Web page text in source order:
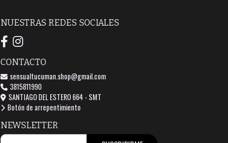
NUESTRAS REDES SOCIALES
CONTACTO
sensualtucuman.shop@gmail.com
3815811990
SANTIAGO DEL ESTERO 664 - SMT
Botón de arrepentimiento
NEWSLETTER